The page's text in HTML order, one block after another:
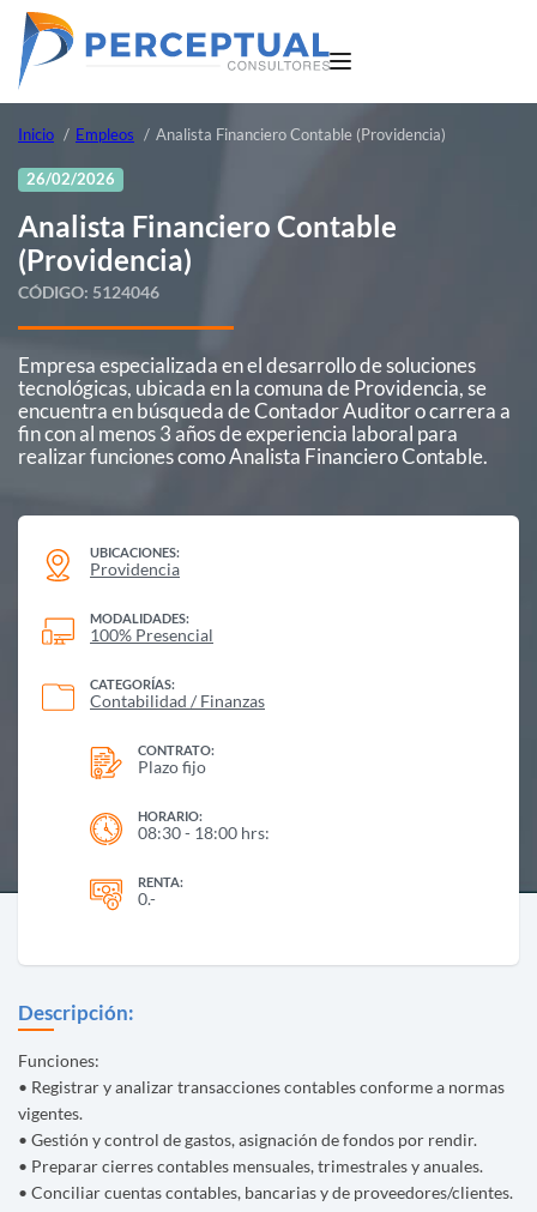
Inicio Empleos Analista Financiero Contable (Providencia)
26/02/2026
Analista Financiero Contable
(Providencia)
CÓDIGO: 5124046
Empresa especializada en el desarrollo de soluciones
tecnológicas, ubicada en la comuna de Providencia, se
encuentra en búsqueda de Contador Auditor o carrera a
fin con al menos 3 años de experiencia laboral para
realizar funciones como Analista Financiero Contable.
UBICACIONES:
Providencia
MODALIDADES:
100% Presencial
CATEGORÍAS:
Contabilidad / Finanzas
CONTRATO:
Plazo fijo
HORARIO:
08:30 - 18:00 hrs:
RENTA:
0.-
Descripción:
Funciones:
• Registrar y analizar transacciones contables conforme a normas
vigentes.
• Gestión y control de gastos, asignación de fondos por rendir.
• Preparar cierres contables mensuales, trimestrales y anuales.
• Conciliar cuentas contables, bancarias y de proveedores/clientes.